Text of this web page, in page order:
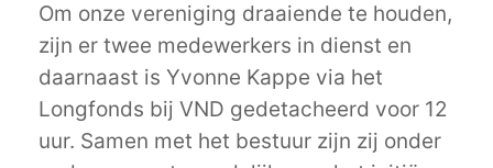
Om onze vereniging draaiende te houden,
zijn er twee medewerkers in dienst en
daarnaast is Yvonne Kappe via het
Longfonds bij VND gedetacheerd voor 12
uur. Samen met het bestuur zijn zij onder